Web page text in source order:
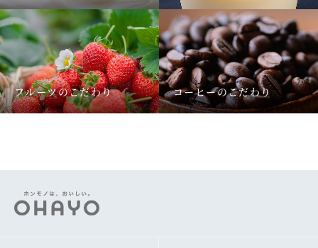
フルーツのこだわり コーヒーのこだわり